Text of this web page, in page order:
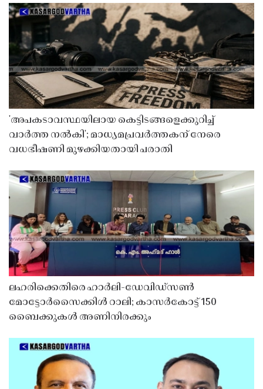
'അപകടാവസ്ഥയിലായ കെട്ടിടങ്ങളെക്കുറിച്ച്
വാർത്ത നൽകി'; മാധ്യമപ്രവർത്തകന് നേരെ
വധഭീഷണി മുഴക്കിയതായി പരാതി
ലഹരിക്കെതിരെ ഹാർലി-ഡേവിഡ്‌സൺ
മോട്ടോർസൈക്കിൾ റാലി; കാസർകോട്ട് 150
ബൈക്കുകൾ അണിനിരക്കും